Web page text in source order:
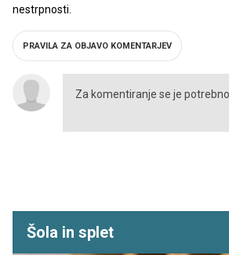
nestrpnosti.
PRAVILA ZA OBJAVO KOMENTARJEV
Šola in splet